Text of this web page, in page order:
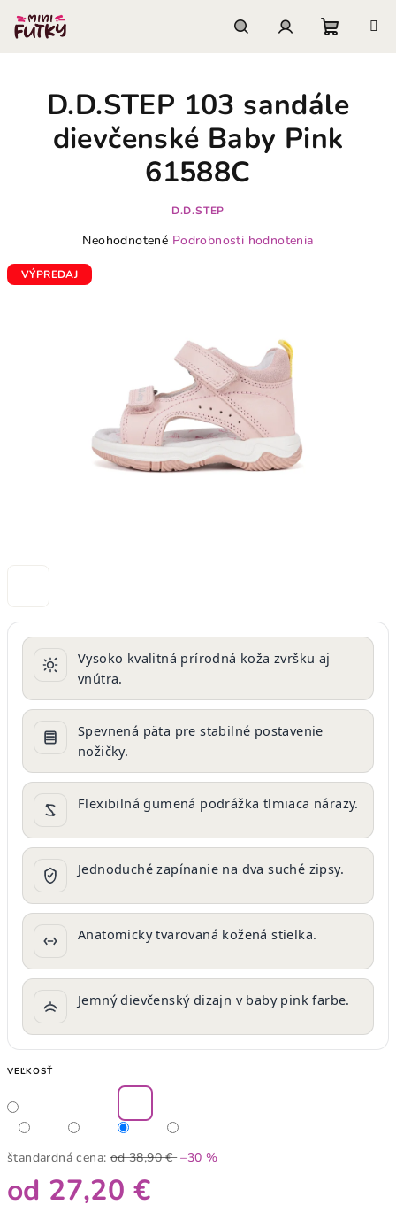
obsah
košík
Vysoko kvalitná prírodná koža zvršku aj
vnútra.
Spevnená päta pre stabilné postavenie
nožičky.
Flexibilná gumená podrážka tlmiaca nárazy.
Jednoduché zapínanie na dva suché zipsy.
Anatomicky tvarovaná kožená stielka.
Jemný dievčenský dizajn v baby pink farbe.
VEĽKOSŤ
štandardná cena: od 38,90 € –30 %
od 27,20 €
D.D.STEP 103 sandále
dievčenské Baby Pink
61588C
D.D.STEP
Priemerné
produktu
Neohodnotené Podrobnosti hodnotenia
VÝPREDAJ